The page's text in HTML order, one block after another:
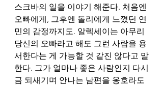
스크바의 일을 이야기 해준다. 처음엔
오빠에게, 그후엔 돌리에게 느꼈던 연
민의 감정까지도. 알렉세이는 아무리
당신의 오빠라고 해도 그런 사람을 용
서한다는 게 가능할 것 같진 않다고 말
한다. 그가 얼마나 좋은 사람인지 다시
금 되새기며 안나는 남편을 옹호라도